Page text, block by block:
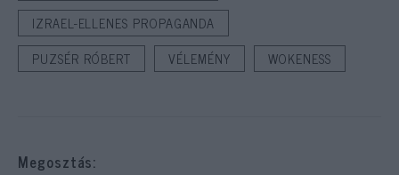
IZRAEL-ELLENES PROPAGANDA
PUZSÉR RÓBERT
VÉLEMÉNY WOKENESS
Megosztás: